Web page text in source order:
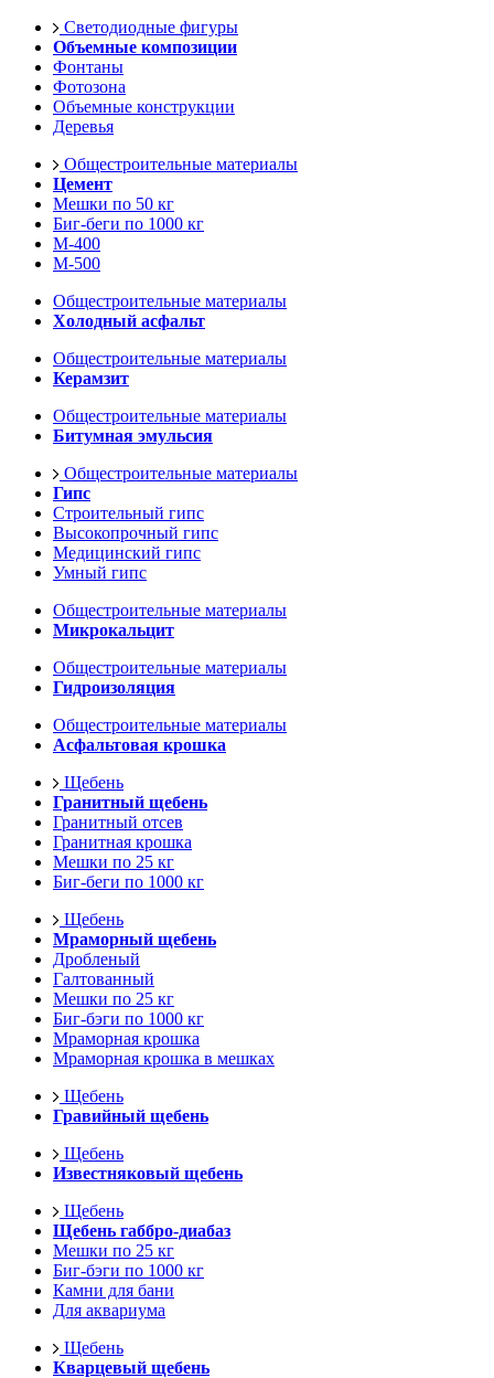
Светодиодные фигуры
Объемные композиции
Фонтаны
Фотозона
Объемные конструкции
Деревья
Общестроительные материалы
Цемент
Мешки по 50 кг
Биг-беги по 1000 кг
М-400
М-500
Общестроительные материалы
Холодный асфальт
Общестроительные материалы
Керамзит
Общестроительные материалы
Битумная эмульсия
Общестроительные материалы
Гипс
Строительный гипс
Высокопрочный гипс
Медицинский гипс
Умный гипс
Общестроительные материалы
Микрокальцит
Общестроительные материалы
Гидроизоляция
Общестроительные материалы
Асфальтовая крошка
Щебень
Гранитный щебень
Гранитный отсев
Гранитная крошка
Мешки по 25 кг
Биг-беги по 1000 кг
Щебень
Мраморный щебень
Дробленый
Галтованный
Мешки по 25 кг
Биг-бэги по 1000 кг
Мраморная крошка
Мраморная крошка в мешках
Щебень
Гравийный щебень
Щебень
Известняковый щебень
Щебень
Щебень габбро-диабаз
Мешки по 25 кг
Биг-бэги по 1000 кг
Камни для бани
Для аквариума
Щебень
Кварцевый щебень